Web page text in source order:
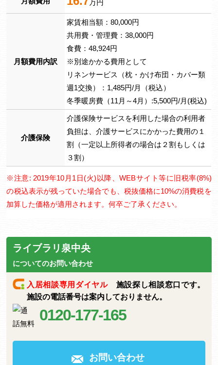
万円
月額費用内訳
家賃相当額：80,000円
共用費・管理費：38,000円
食費：48,924円
※別途かかる費用として
リネンサービス（枕・かけ布団・カバー類
週1交換）：1,485円/月（税込）
冬季暖房費（11月～4月）:5,500円/月(税込)
介護保険
介護保険サービスを利用した場合の利用者
負担は、介護サービスにかかった費用の１
割（一定以上所得者の場合は２割もしくは
３割）
※注意: 2019年10月1日(火)以降、WEBサイト等に旧税率(8%)
の税込表示が残っていた場合でも、税抜価格に10%の消費税を
加算した価格が適用されます。何卒ご了承ください。
ライブラリ泉中央
についてのお問い合わせ
入居相談専用ダイヤル施設探し相談窓口です。
施設の電話番号は案内しておりません。
0120-177-165
お問い合わせ